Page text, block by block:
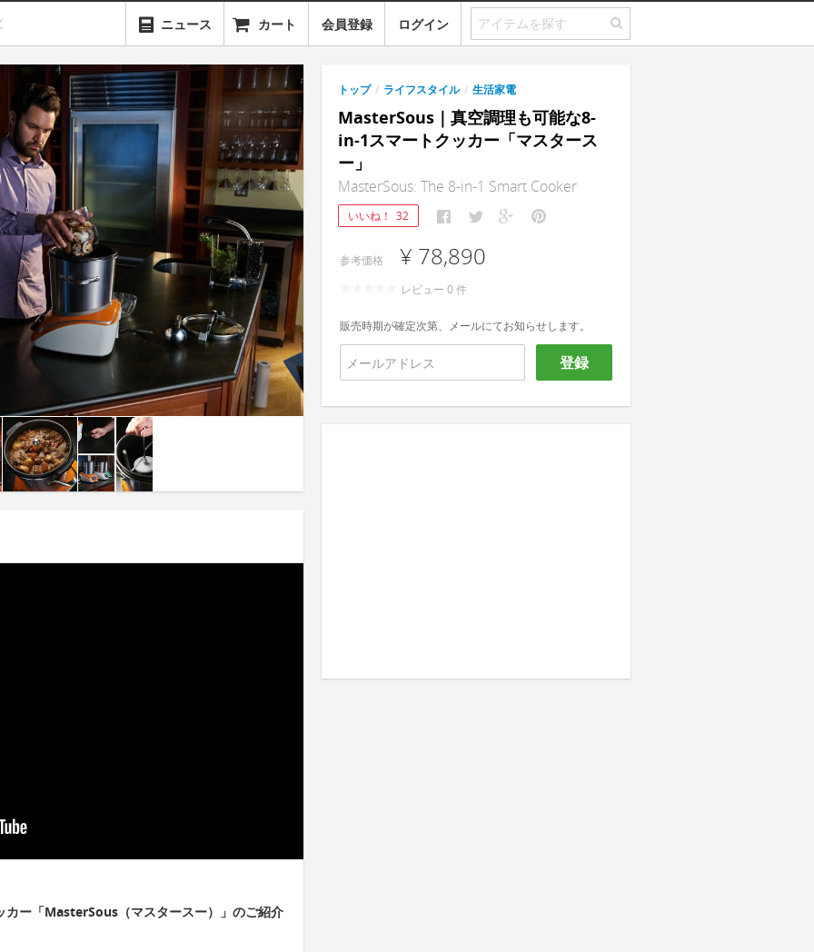
ニュース カート 会員登録 ログイン
ー「MasterSous（マスタースー）」のご紹介
トップ / ライフスタイル / 生活家電
MasterSous｜真空調理も可能な8-
in-1スマートクッカー「マスタース
ー」
MasterSous: The 8-in-1 Smart Cooker
いいね！ 32
参考価格 ¥ 78,890
レビュー 0 件
販売時期が確定次第、メールにてお知らせします。
登録